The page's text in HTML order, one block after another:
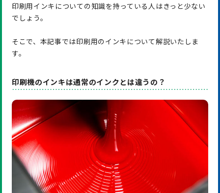
印刷用インキについての知識を持っている人はきっと少ない
でしょう。
そこで、本記事では印刷用のインキについて解説いたしま
す。
印刷機のインキは通常のインクとは違うの？